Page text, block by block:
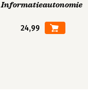
Informatieautonomie
24,99